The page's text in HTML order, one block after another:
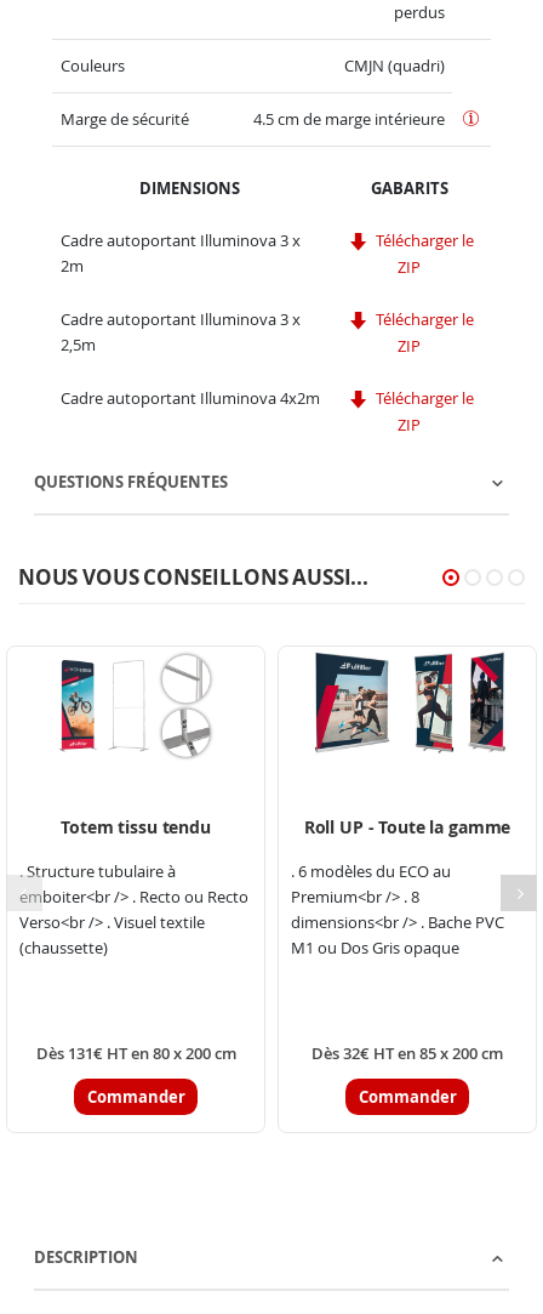
perdus
Couleurs CMJN (quadri)
Marge de sécurité 4.5 cm de marge intérieure
DIMENSIONS GABARITS
Cadre autoportant Illuminova 3 x
2m
Télécharger le
ZIP
Cadre autoportant Illuminova 3 x
2,5m
Télécharger le
ZIP
Cadre autoportant Illuminova 4x2m
Télécharger le
ZIP
QUESTIONS FRÉQUENTES
NOUS VOUS CONSEILLONS AUSSI...
Totem tissu tendu
. Structure tubulaire à
emboiter<br /> . Recto ou Recto
Verso<br /> . Visuel textile
(chaussette)
Dès 131€ HT en 80 x 200 cm
Commander
Roll UP - Toute la gamme
. 6 modèles du ECO au
Premium<br /> . 8
dimensions<br /> . Bache PVC
M1 ou Dos Gris opaque
Dès 32€ HT en 85 x 200 cm
Commander
DESCRIPTION